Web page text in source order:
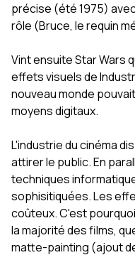
précise (été 1975)
rôle (Bruce, le requin
Vint ensuite Star Wars
effets visuels de
nouveau monde
moyens digitaux.
L'industrie du cinéma
attirer le public. En
techniques
sophisitiquées. Les
coûteux. C'est
la majorité des films,
matte-painting (ajout